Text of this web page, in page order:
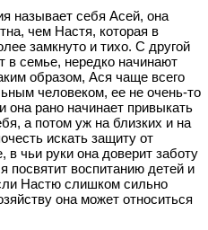
называет себя Асей, она
чем Настя, которая в
замкнуто и тихо. С другой
семье, нередко начинают
образом, Ася чаще всего
человеком, ее не очень-то
она рано начинает привыкать
а потом уж на близких и на
искать защиту от
в чьи руки она доверит заботу
посвятит воспитанию детей и
Настю слишком сильно
она может относиться